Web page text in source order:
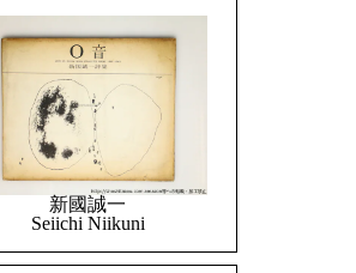
新國誠一
Seiichi Niikuni